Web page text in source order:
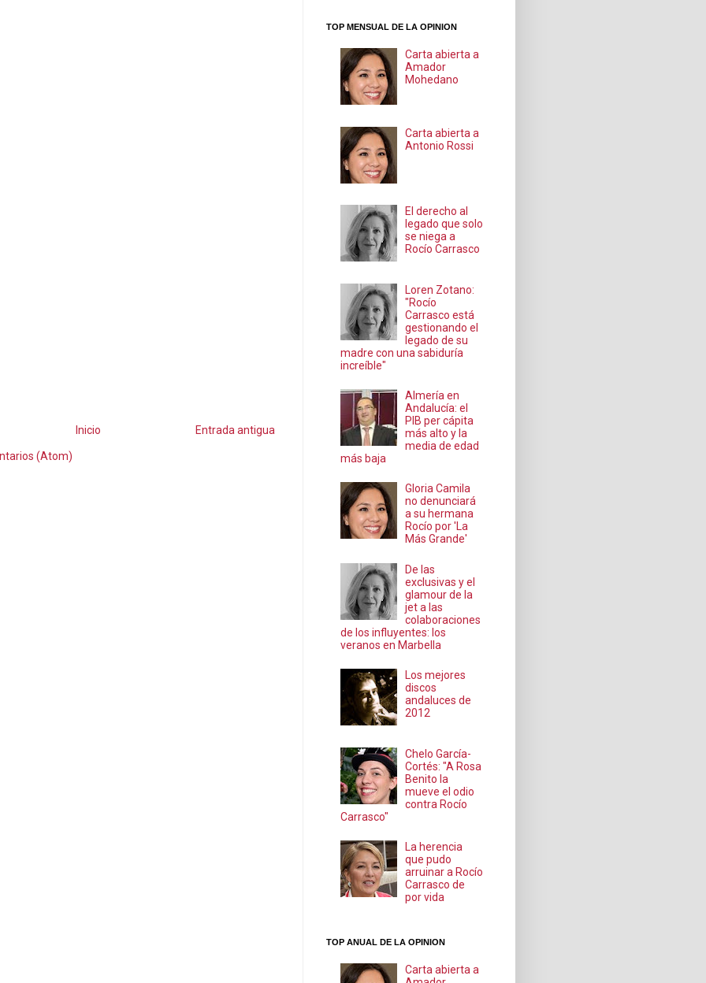
Entrada antigua
Inicio
(Atom)
TOP MENSUAL DE LA OPINION
Carta abierta a
Amador
Mohedano
Carta abierta a
Antonio Rossi
El derecho al
legado que solo
se niega a
Rocío Carrasco
Loren Zotano:
"Rocío
Carrasco está
gestionando el
legado de su
madre con una sabiduría
increíble"
Almería en
Andalucía: el
PIB per cápita
más alto y la
media de edad
más baja
Gloria Camila
no denunciará
a su hermana
Rocío por 'La
Más Grande'
De las
exclusivas y el
glamour de la
jet a las
colaboraciones
de los influyentes: los
veranos en Marbella
Los mejores
discos
andaluces de
2012
Chelo García-
Cortés: "A Rosa
Benito la
mueve el odio
contra Rocío
Carrasco"
La herencia
que pudo
arruinar a Rocío
Carrasco de
por vida
TOP ANUAL DE LA OPINION
Carta abierta a